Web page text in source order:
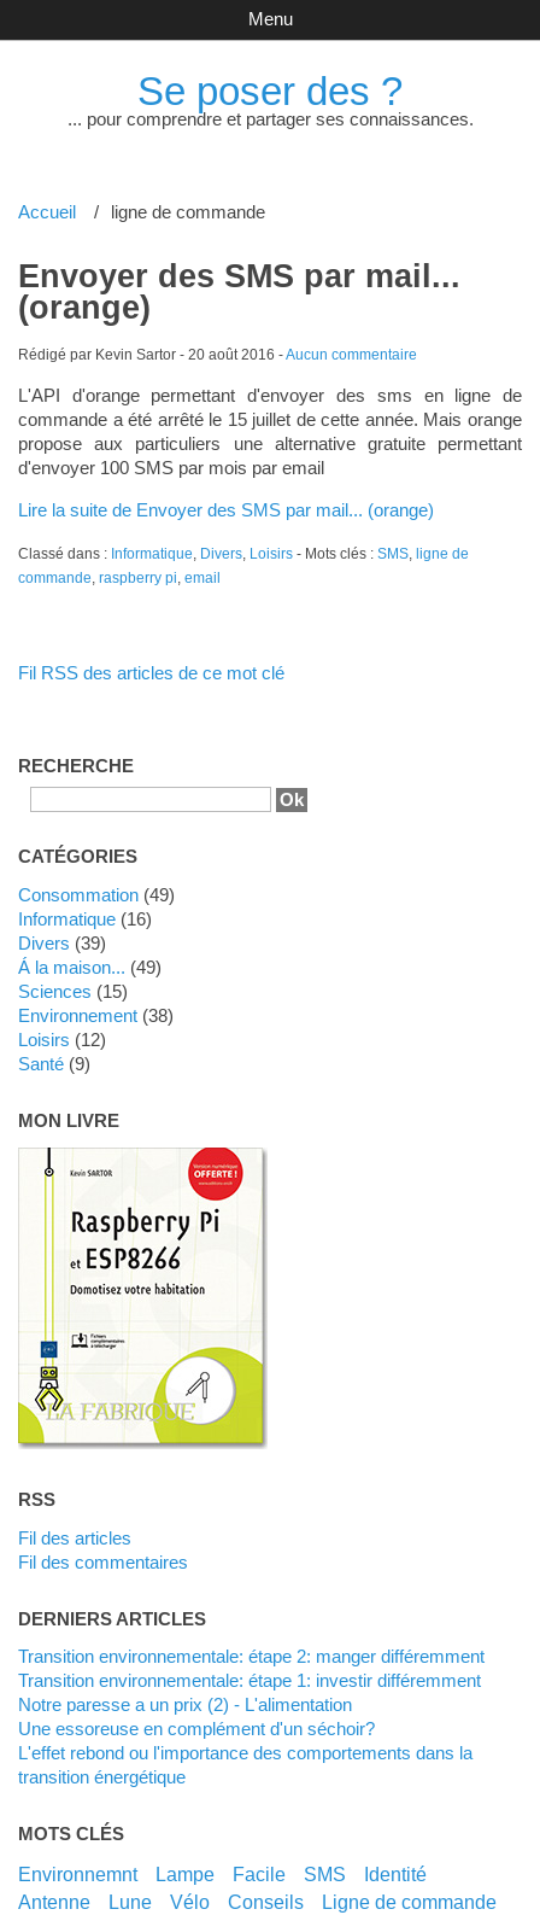
Se poser des ?
... pour comprendre et partager ses connaissances.
Menu
Accueil ligne de commande
Envoyer des SMS par mail...
(orange)
Rédigé par Kevin Sartor - 20 août 2016 -Aucun commentaire
L'API d'orange permettant d'envoyer des sms en ligne de
commande a été arrêté le 15 juillet de cette année. Mais orange
propose aux particuliers une alternative gratuite permettant
d'envoyer 100 SMS par mois par email
Lire la suite de Envoyer des SMS par mail... (orange)
Classé dans : Informatique Divers, Loisirs- Mots clés : SMS, ligne de
commande raspberry pi email
Fil RSS des articles de ce mot clé
RECHERCHE
CATÉGORIES
Consommation(49)
Informatique(16)
Divers (39)
Á la maison... (49)
Sciences (15)
Environnement(38)
Loisirs (12)
Santé(9)
MON LIVRE
RSS
Fil des articles
Fil des commentaires
DERNIERS ARTICLES
Transition environnementale: étape 2: manger différemment
Transition environnementale: étape 1: investir différemment
Notre paresse a un prix (2) - L'alimentation
Une essoreuse en complément d'un séchoir?
L'effet rebond ou l'importance des comportements dans la
transition énergétique
MOTS CLÉS
environnemnt lampe facile SMS
identité
antenne
lune vélo conseils
ligne de commande